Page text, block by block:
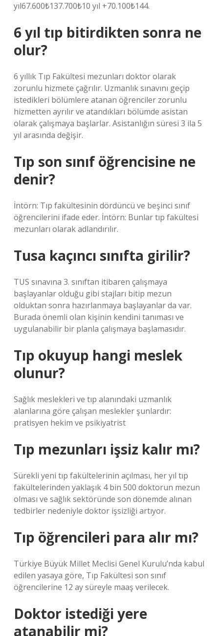
yıl67.600₺137.700₺10 yıl +70.100₺144.
6 yıl tıp bitirdikten sonra ne
olur?
6 yıllık Tıp Fakültesi mezunları doktor olarak
zorunlu hizmete çağrılır. Uzmanlık sınavını geçip
istedikleri bölümlere atanan öğrenciler zorunlu
hizmetten ayrılır ve atandıkları bölümde asistan
olarak çalışmaya başlarlar. Asistanlığın süresi 3 ila 5
yıl arasında değişir.
Tıp son sınıf öğrencisine ne
denir?
İntörn: Tıp fakültesinin dördüncü ve beşinci sınıf
öğrencilerini ifade eder. İntörn: Bunlar tıp fakültesi
mezunları olarak adlandırılır.
Tusa kaçıncı sınıfta girilir?
TUS sınavına 3. sınıftan itibaren çalışmaya
başlayanlar olduğu gibi stajları bitip mezun
olduktan sonra hazırlanmaya başlayanlar da var.
Burada önemli olan kişinin kendini tanıması ve
uygulanabilir bir planla çalışmaya başlamasıdır.
Tıp okuyup hangi meslek
olunur?
Sağlık meslekleri ve tıp alanındaki uzmanlık
alanlarına göre çalışan meslekler şunlardır:
pratisyen hekim ve psikiyatrist
Tıp mezunları işsiz kalır mı?
Sürekli yeni tıp fakültelerinin açılması, her yıl tıp
fakültelerinden yaklaşık 4 bin 500 doktorun mezun
olması ve sağlık sektöründe son dönemde alınan
tedbirler nedeniyle doktor işsizliği artıyor.
Tıp öğrencileri para alır mı?
Türkiye Büyük Millet Meclisi Genel Kurulu’nda kabul
edilen yasaya göre, Tıp Fakültesi son sınıf
öğrencilerine 12 ay süreyle maaş verilecek.
Doktor istediği yere
atanabilir mi?